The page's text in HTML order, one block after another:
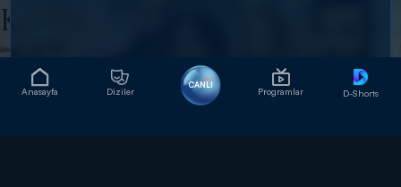
Anasayfa Diziler
CANLI
Programlar D-Shorts